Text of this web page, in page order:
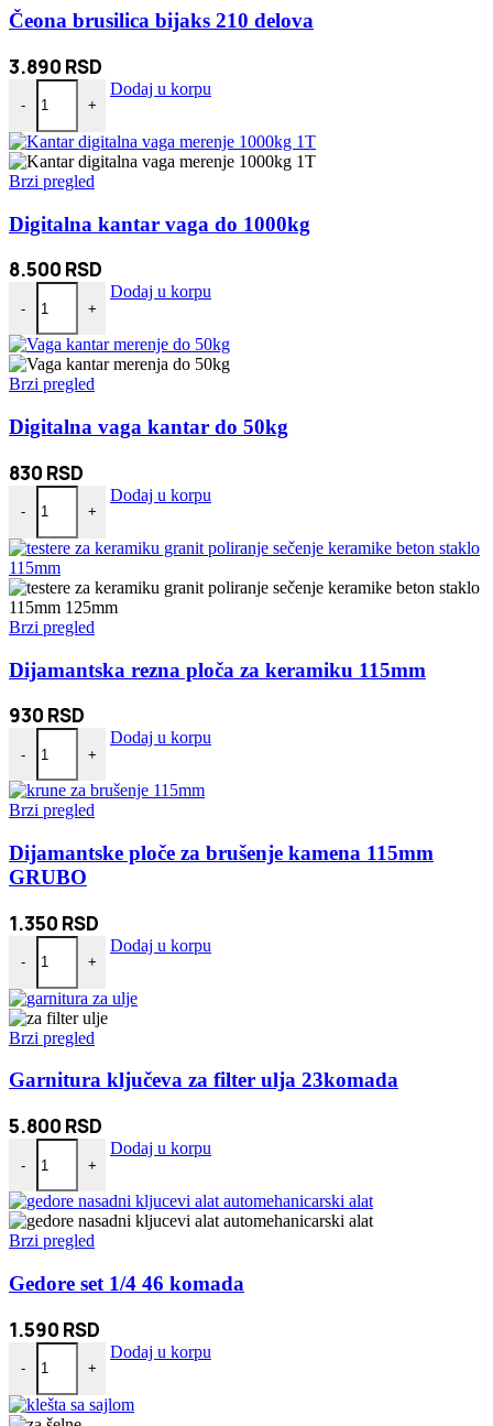
Čeona brusilica bijaks 210 delova
3.890 RSD
-
Čeona brusilica bijaks 210 delova količina
+
Dodaj u korpu
Brzi pregled
Digitalna kantar vaga do 1000kg
8.500 RSD
-
Digitalna kantar vaga do 1000kg količina
+
Dodaj u korpu
Brzi pregled
Digitalna vaga kantar do 50kg
830 RSD
-
Digitalna vaga kantar do 50kg količina
+
Dodaj u korpu
Brzi pregled
Dijamantska rezna ploča za keramiku 115mm
930 RSD
-
Dijamantska rezna ploča za keramiku 115mm količina
+
Dodaj u korpu
Brzi pregled
Dijamantske ploče za brušenje kamena 115mm
GRUBO
1.350 RSD
-
Dijamantske ploče za brušenje kamena 115mm GRUBO količina
+
Dodaj u korpu
Brzi pregled
Garnitura ključeva za filter ulja 23komada
5.800 RSD
-
Garnitura ključeva za filter ulja 23komada količina
+
Dodaj u korpu
Brzi pregled
Gedore set 1/4 46 komada
1.590 RSD
-
Gedore set 1/4 46 komada količina
+
Dodaj u korpu